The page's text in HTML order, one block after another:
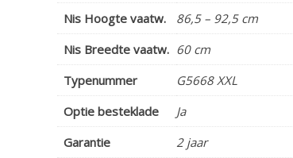
Nis Hoogte vaatw.
86,5 – 92,5 cm
Nis Breedte vaatw. 60 cm
Typenummer
G5668 XXL
Optie besteklade
Ja
Garantie
2 jaar